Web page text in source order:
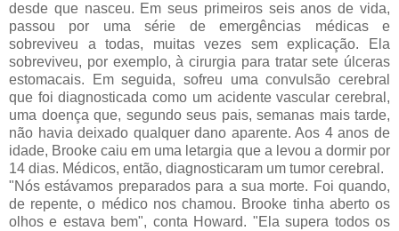
desde que nasceu. Em seus primeiros seis anos de vida,
passou por uma série de emergências médicas e
sobreviveu a todas, muitas vezes sem explicação. Ela
sobreviveu, por exemplo, à cirurgia para tratar sete úlceras
estomacais. Em seguida, sofreu uma convulsão cerebral
que foi diagnosticada como um acidente vascular cerebral,
uma doença que, segundo seus pais, semanas mais tarde,
não havia deixado qualquer dano aparente. Aos 4 anos de
idade, Brooke caiu em uma letargia que a levou a dormir por
14 dias. Médicos, então, diagnosticaram um tumor cerebral.
"Nós estávamos preparados para a sua morte. Foi quando,
de repente, o médico nos chamou. Brooke tinha aberto os
olhos e estava bem", conta Howard. "Ela supera todos os